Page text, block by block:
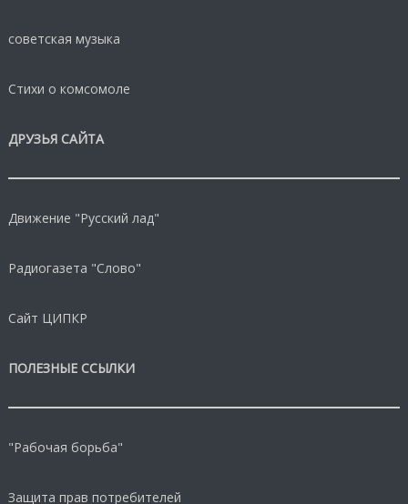
советская музыка
Стихи о комсомоле
ДРУЗЬЯ САЙТА
Движение "Русский лад"
Радиогазета "Слово"
Сайт ЦИПКР
ПОЛЕЗНЫЕ ССЫЛКИ
"Рабочая борьба"
Защита прав потребителей